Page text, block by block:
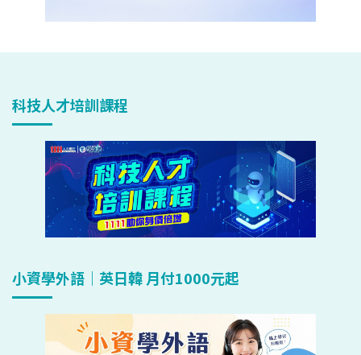
科技人才培訓課程
小資學外語｜英日韓 月付1000元起